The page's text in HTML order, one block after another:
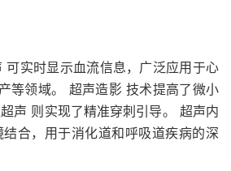
时显示血流信息，广泛应用于心
等领域。 超声造影 技术提高了微小
声 则实现了精准穿刺引导。 超声内
合，用于消化道和呼吸道疾病的深